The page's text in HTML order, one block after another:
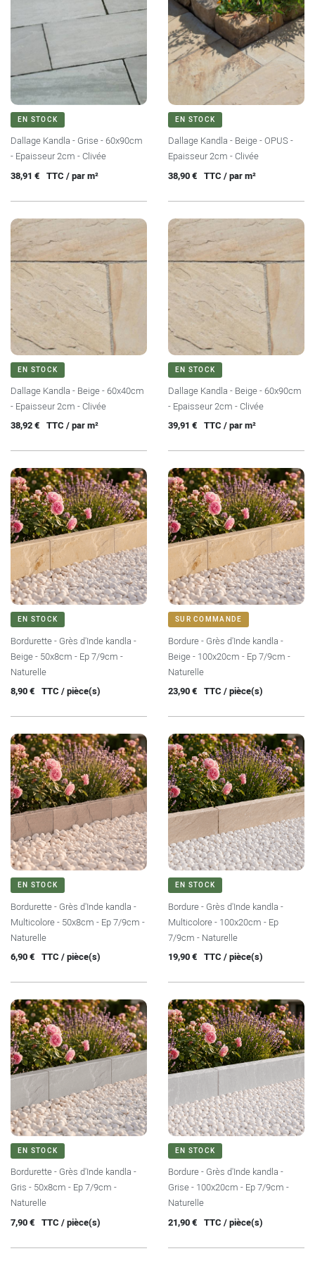
EN STOCK
Dallage Kandla - Grise - 60x90cm
- Epaisseur 2cm - Clivée
Prix
38,91 € TTC / par m²
EN STOCK
Dallage Kandla - Beige - OPUS -
Epaisseur 2cm - Clivée
Prix
38,90 € TTC / par m²
EN STOCK
Dallage Kandla - Beige - 60x40cm
- Epaisseur 2cm - Clivée
Prix
38,92 € TTC / par m²
EN STOCK
Dallage Kandla - Beige - 60x90cm
- Epaisseur 2cm - Clivée
Prix
39,91 € TTC / par m²
EN STOCK
Bordurette - Grès d'Inde kandla -
Beige - 50x8cm - Ep 7/9cm -
Naturelle
Prix
8,90 € TTC / pièce(s)
SUR COMMANDE
Bordure - Grès d'Inde kandla -
Beige - 100x20cm - Ep 7/9cm -
Naturelle
Prix
23,90 € TTC / pièce(s)
EN STOCK
Bordurette - Grès d'Inde kandla -
Multicolore - 50x8cm - Ep 7/9cm -
Naturelle
Prix
6,90 € TTC / pièce(s)
EN STOCK
Bordure - Grès d'Inde kandla -
Multicolore - 100x20cm - Ep
7/9cm - Naturelle
Prix
19,90 € TTC / pièce(s)
EN STOCK
Bordurette - Grès d'Inde kandla -
Gris - 50x8cm - Ep 7/9cm -
Naturelle
Prix
7,90 € TTC / pièce(s)
EN STOCK
Bordure - Grès d'Inde kandla -
Grise - 100x20cm - Ep 7/9cm -
Naturelle
Prix
21,90 € TTC / pièce(s)